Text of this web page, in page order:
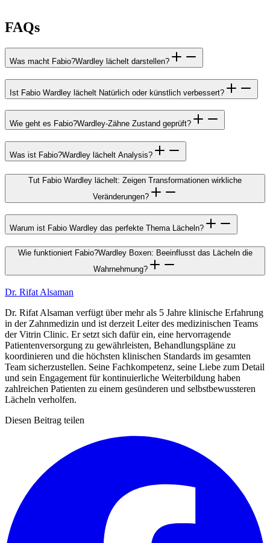
FAQs
Was macht Fabio?Wardley lächelt darstellen?
Ist Fabio Wardley lächelt Natürlich oder künstlich verbessert?
Wie geht es Fabio?Wardley-Zähne Zustand geprüft?
Was ist Fabio?Wardley lächelt Analysis?
Tut Fabio Wardley lächelt: Zeigen Transformationen wirkliche
Veränderungen?
Warum ist Fabio Wardley das perfekte Thema Lächeln?
Wie funktioniert Fabio?Wardley Boxen: Beeinflusst das Lächeln die
Wahrnehmung?
Dr. Rifat Alsaman
Dr. Rifat Alsaman verfügt über mehr als 5 Jahre klinische Erfahrung
in der Zahnmedizin und ist derzeit Leiter des medizinischen Teams
der Vitrin Clinic. Er setzt sich dafür ein, eine hervorragende
Patientenversorgung zu gewährleisten, Behandlungspläne zu
koordinieren und die höchsten klinischen Standards im gesamten
Team sicherzustellen. Seine Fachkompetenz, seine Liebe zum Detail
und sein Engagement für kontinuierliche Weiterbildung haben
zahlreichen Patienten zu einem gesünderen und selbstbewussteren
Lächeln verholfen.
Diesen Beitrag teilen